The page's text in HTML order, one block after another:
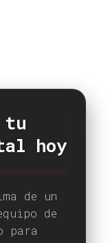
tu
hoy
de un
de
para